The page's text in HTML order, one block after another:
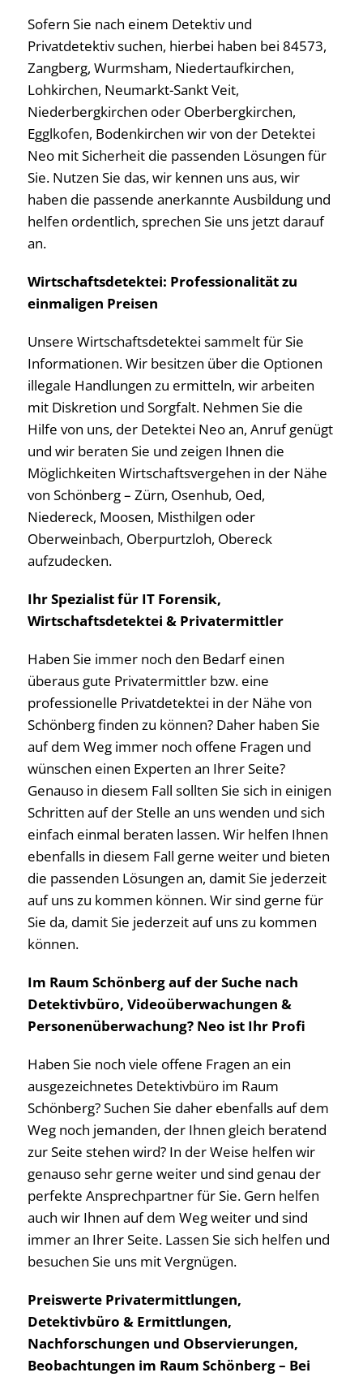
Sofern Sie nach einem Detektiv und
Privatdetektiv suchen, hierbei haben bei 84573,
Zangberg, Wurmsham, Niedertaufkirchen,
Lohkirchen, Neumarkt-Sankt Veit,
Niederbergkirchen oder Oberbergkirchen,
Egglkofen, Bodenkirchen wir von der Detektei
Neo mit Sicherheit die passenden Lösungen für
Sie. Nutzen Sie das, wir kennen uns aus, wir
haben die passende anerkannte Ausbildung und
helfen ordentlich, sprechen Sie uns jetzt darauf
an.
Wirtschaftsdetektei: Professionalität zu
einmaligen Preisen
Unsere Wirtschaftsdetektei sammelt für Sie
Informationen. Wir besitzen über die Optionen
illegale Handlungen zu ermitteln, wir arbeiten
mit Diskretion und Sorgfalt. Nehmen Sie die
Hilfe von uns, der Detektei Neo an, Anruf genügt
und wir beraten Sie und zeigen Ihnen die
Möglichkeiten Wirtschaftsvergehen in der Nähe
von Schönberg – Zürn, Osenhub, Oed,
Niedereck, Moosen, Misthilgen oder
Oberweinbach, Oberpurtzloh, Obereck
aufzudecken.
Ihr Spezialist für IT Forensik,
Wirtschaftsdetektei & Privatermittler
Haben Sie immer noch den Bedarf einen
überaus gute Privatermittler bzw. eine
professionelle Privatdetektei in der Nähe von
Schönberg finden zu können? Daher haben Sie
auf dem Weg immer noch offene Fragen und
wünschen einen Experten an Ihrer Seite?
Genauso in diesem Fall sollten Sie sich in einigen
Schritten auf der Stelle an uns wenden und sich
einfach einmal beraten lassen. Wir helfen Ihnen
ebenfalls in diesem Fall gerne weiter und bieten
die passenden Lösungen an, damit Sie jederzeit
auf uns zu kommen können. Wir sind gerne für
Sie da, damit Sie jederzeit auf uns zu kommen
können.
Im Raum Schönberg auf der Suche nach
Detektivbüro, Videoüberwachungen &
Personenüberwachung? Neo ist Ihr Profi
Haben Sie noch viele offene Fragen an ein
ausgezeichnetes Detektivbüro im Raum
Schönberg? Suchen Sie daher ebenfalls auf dem
Weg noch jemanden, der Ihnen gleich beratend
zur Seite stehen wird? In der Weise helfen wir
genauso sehr gerne weiter und sind genau der
perfekte Ansprechpartner für Sie. Gern helfen
auch wir Ihnen auf dem Weg weiter und sind
immer an Ihrer Seite. Lassen Sie sich helfen und
besuchen Sie uns mit Vergnügen.
Preiswerte Privatermittlungen,
Detektivbüro & Ermittlungen,
Nachforschungen und Observierungen,
Beobachtungen im Raum Schönberg – Bei